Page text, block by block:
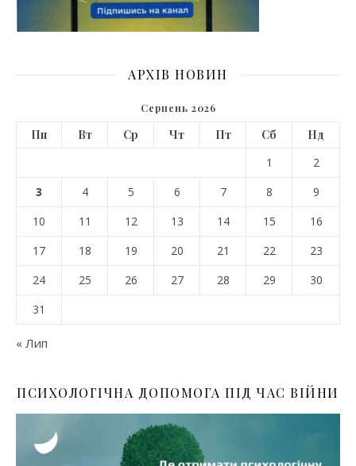
АРХІВ НОВИН
Серпень 2026
Пн Вт Ср Чт Пт Сб
Нд
1
2
3
4 5 6 7 8
9
10
11 12 13 14 15
16
17
18 19 20 21 22
23
24
25 26 27 28 29
30
31
« Лип
ПСИХОЛОГІЧНА ДОПОМОГА ПІД ЧАС ВІЙНИ